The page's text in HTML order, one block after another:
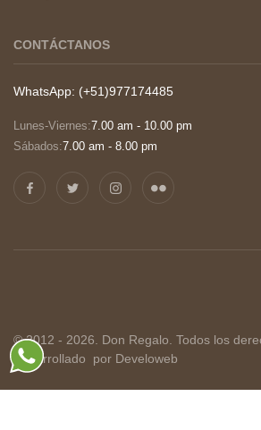
CONTÁCTANOS
WhatsApp: (+51)977174485
Lunes-Viernes:7.00 am - 10.00 pm
Sábados:7.00 am - 8.00 pm
© 2012 - 2026. Don Regalo. Todos los
Desarrollado
por Develoweb